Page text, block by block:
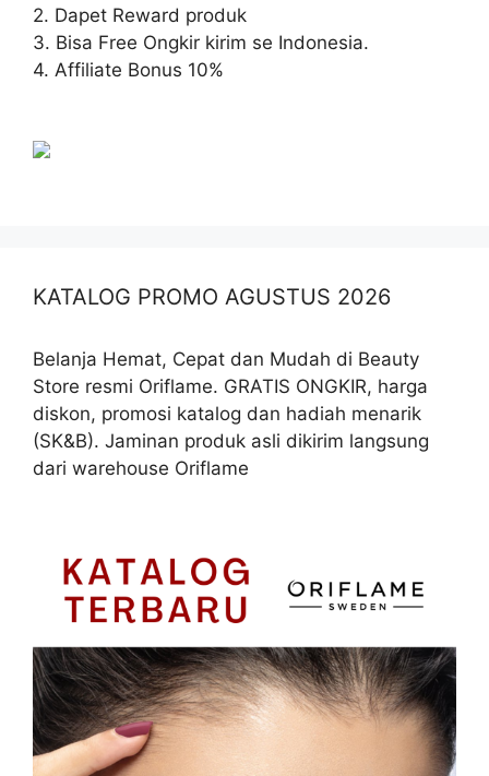
2. Dapet Reward produk
3. Bisa Free Ongkir kirim se Indonesia.
4. Affiliate Bonus 10%
KATALOG PROMO AGUSTUS 2026
Belanja Hemat, Cepat dan Mudah di Beauty
Store resmi Oriflame. GRATIS ONGKIR, harga
diskon, promosi katalog dan hadiah menarik
(SK&B). Jaminan produk asli dikirim langsung
dari warehouse Oriflame